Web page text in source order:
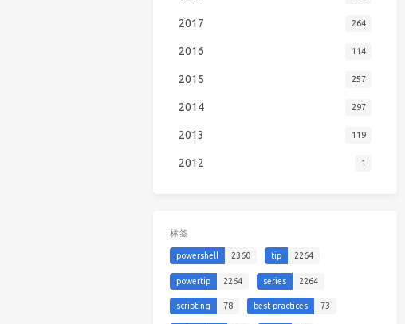
2017 264
2016 114
2015 257
2014 297
2013 119
2012 1
标签
powershell 2360 tip 2264
powertip 2264 series 2264
scripting 78 best-practices 73